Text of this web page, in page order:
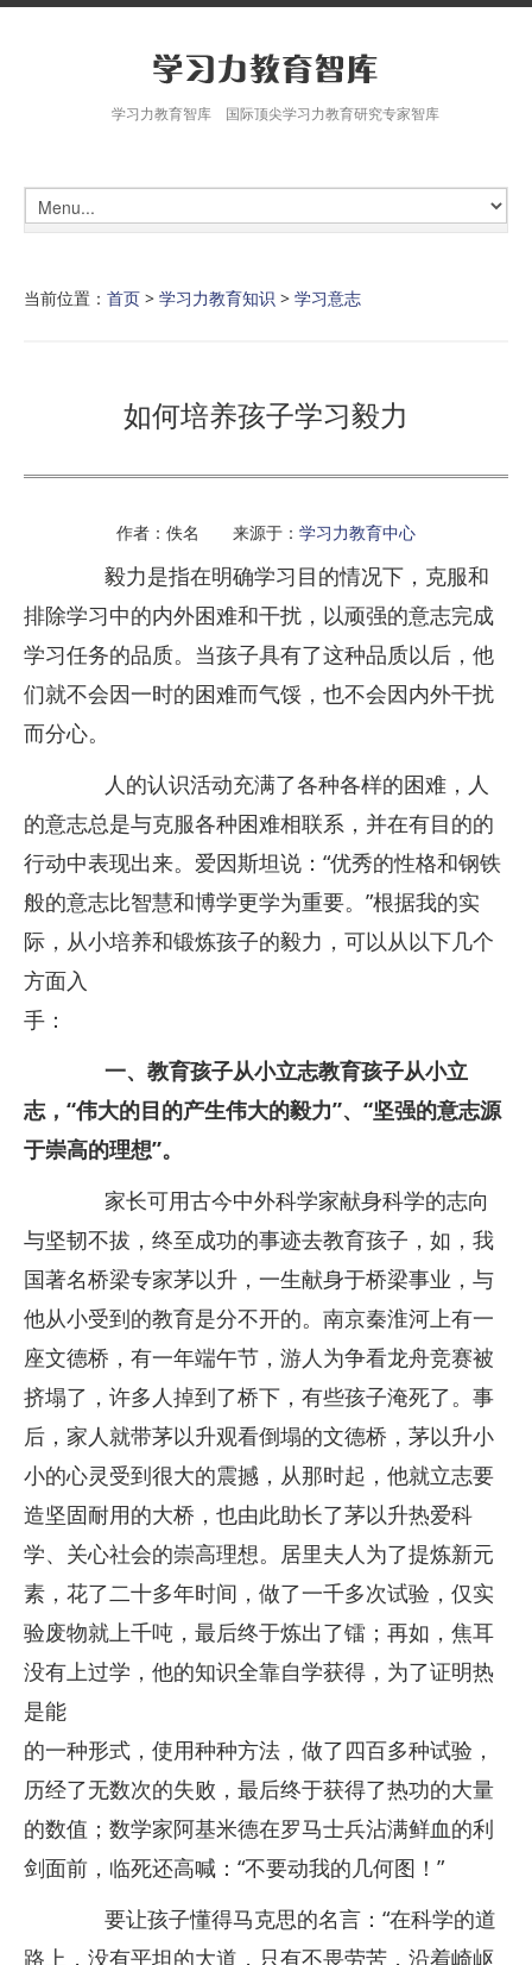
学习力教育智库 国际顶尖学习力教育研究专家智库
当前位置： 首页 > 学习力教育知识 > 学习意志
如何培养孩子学习毅力
作者：佚名 来源于： 学习力教育中心
毅力是指在明确学习目的情况下，克服和
排除学习中的内外困难和干扰，以顽强的意志完成
学习任务的品质。当孩子具有了这种品质以后，他
们就不会因一时的困难而气馁，也不会因内外干扰
而分心。
人的认识活动充满了各种各样的困难，人
的意志总是与克服各种困难相联系，并在有目的的
行动中表现出来。爱因斯坦说：“优秀的性格和钢铁
般的意志比智慧和博学更学为重要。”根据我的实
际，从小培养和锻炼孩子的毅力，可以从以下几个
方面入
手：
一、教育孩子从小立志教育孩子从小立
志，“伟大的目的产生伟大的毅力”、“坚强的意志源
于崇高的理想”。
家长可用古今中外科学家献身科学的志向
与坚韧不拔，终至成功的事迹去教育孩子，如，我
国著名桥梁专家茅以升，一生献身于桥梁事业，与
他从小受到的教育是分不开的。南京秦淮河上有一
座文德桥，有一年端午节，游人为争看龙舟竞赛被
挤塌了，许多人掉到了桥下，有些孩子淹死了。事
后，家人就带茅以升观看倒塌的文德桥，茅以升小
小的心灵受到很大的震撼，从那时起，他就立志要
造坚固耐用的大桥，也由此助长了茅以升热爱科
学、关心社会的崇高理想。居里夫人为了提炼新元
素，花了二十多年时间，做了一千多次试验，仅实
验废物就上千吨，最后终于炼出了镭；再如，焦耳
没有上过学，他的知识全靠自学获得，为了证明热
是能
的一种形式，使用种种方法，做了四百多种试验，
历经了无数次的失败，最后终于获得了热功的大量
的数值；数学家阿基米德在罗马士兵沾满鲜血的利
剑面前，临死还高喊：“不要动我的几何图！”
要让孩子懂得马克思的名言：“在科学的道
路上，没有平坦的大道，只有不畏劳苦，沿着崎岖